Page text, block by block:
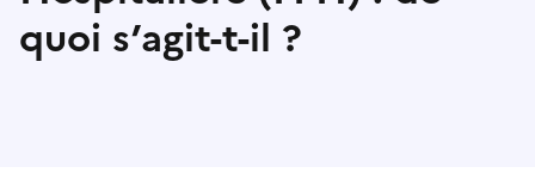
quoi s’agit-t-il ?